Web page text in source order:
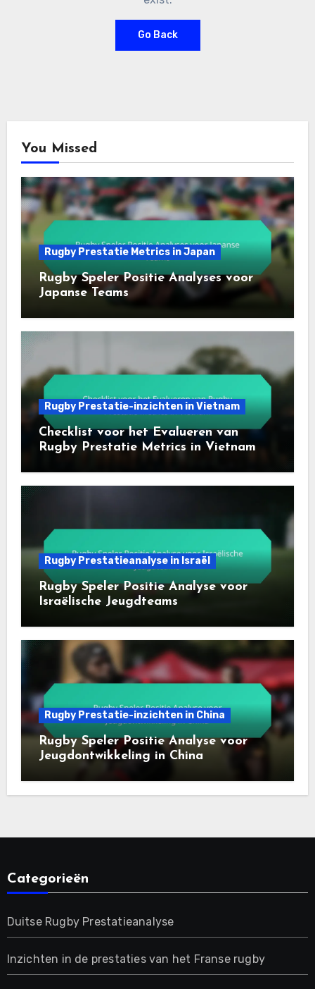
Go Back
You Missed
Rugby Prestatie Metrics in Japan
Rugby Speler Positie Analyses voor
Japanse Teams
Rugby Prestatie-inzichten in Vietnam
Checklist voor het Evalueren van
Rugby Prestatie Metrics in Vietnam
Rugby Prestatieanalyse in Israël
Rugby Speler Positie Analyse voor
Israëlische Jeugdteams
Rugby Prestatie-inzichten in China
Rugby Speler Positie Analyse voor
Jeugdontwikkeling in China
Categorieën
Duitse Rugby Prestatieanalyse
Inzichten in de prestaties van het Franse rugby